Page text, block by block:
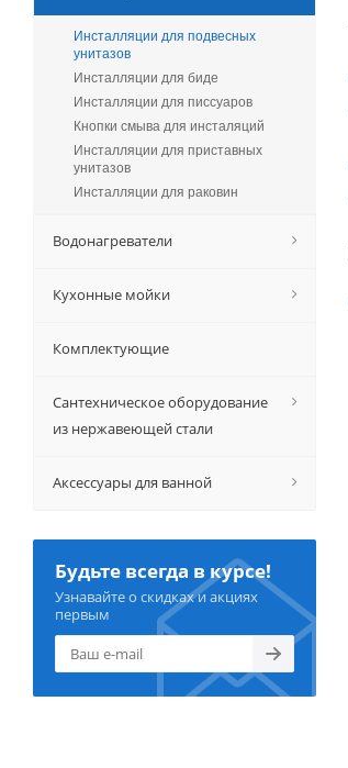
Инсталляции для подвесных
унитазов
Инсталляции для биде
Инсталляции для писсуаров
Кнопки смыва для инсталяций
Инсталляции для приставных
унитазов
Инсталляции для раковин
Водонагреватели
Кухонные мойки
Комплектующие
Сантехническое оборудование
из нержавеющей стали
Аксессуары для ванной
Будьте всегда в курсе!
Узнавайте о скидках и акциях
первым